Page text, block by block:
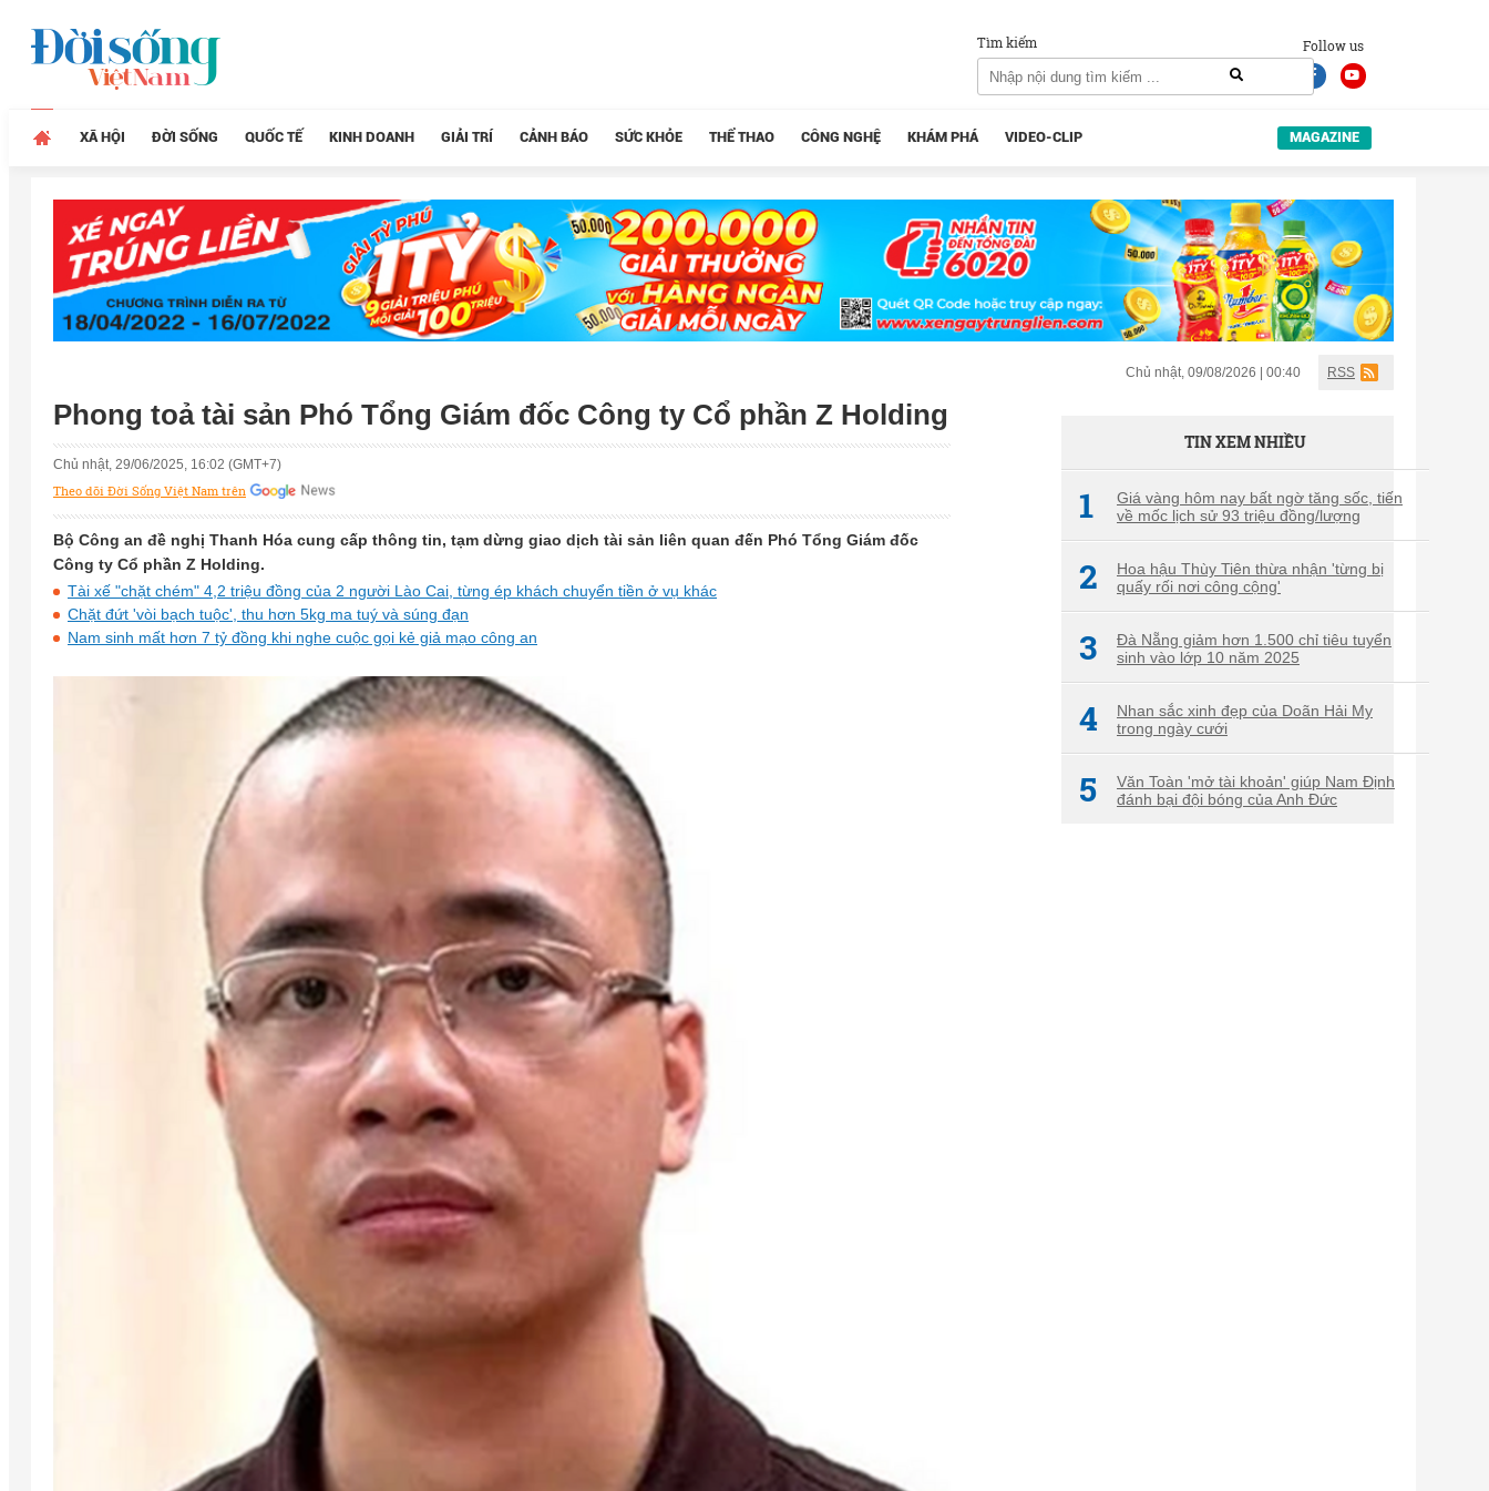
Follow us
Tìm kiếm
XÃ HỘI ĐỜI SỐNG QUỐC TẾ KINH DOANH GIẢI TRÍ CẢNH BÁO SỨC KHỎE THỂ THAO CÔNG NGHỆ KHÁM PHÁ VIDEO-CLIP MAGAZINE
Chủ nhật, 09/08/2026 | 00:40 RSS
Phong toả tài sản Phó Tổng Giám đốc Công ty Cổ phần Z Holding
Chủ nhật, 29/06/2025, 16:02 (GMT+7)
Theo dõi Đời Sống Việt Nam trên
Bộ Công an đề nghị Thanh Hóa cung cấp thông tin, tạm dừng giao dịch tài sản liên quan đến Phó Tổng Giám đốc
Công ty Cổ phần Z Holding.
Tài xế "chặt chém" 4,2 triệu đồng của 2 người Lào Cai, từng ép khách chuyển tiền ở vụ khác
Chặt đứt 'vòi bạch tuộc', thu hơn 5kg ma tuý và súng đạn
Nam sinh mất hơn 7 tỷ đồng khi nghe cuộc gọi kẻ giả mạo công an
TIN XEM NHIỀU
1
Giá vàng hôm nay bất ngờ tăng sốc, tiến
về mốc lịch sử 93 triệu đồng/lượng
2
Hoa hậu Thùy Tiên thừa nhận 'từng bị
quấy rối nơi công cộng'
3
Đà Nẵng giảm hơn 1.500 chỉ tiêu tuyển
sinh vào lớp 10 năm 2025
4
Nhan sắc xinh đẹp của Doãn Hải My
trong ngày cưới
5
Văn Toàn 'mở tài khoản' giúp Nam Định
đánh bại đội bóng của Anh Đức